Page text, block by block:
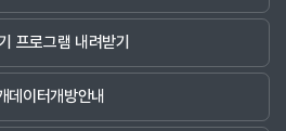
프로그램 내려받기
데이터개방안내